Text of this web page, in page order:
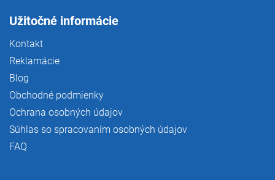
Užitočné informácie
Kontakt
Reklamácie
Blog
Obchodné podmienky
Ochrana osobných údajov
Súhlas so spracovaním osobných údajov
FAQ